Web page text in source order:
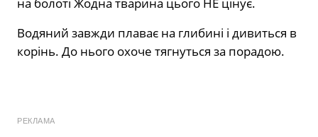
на болоті Жодна тварина цього НЕ цінує.
Водяний завжди плаває на глибині і дивиться в
корінь. До нього охоче тягнуться за порадою.
РЕКЛАМА